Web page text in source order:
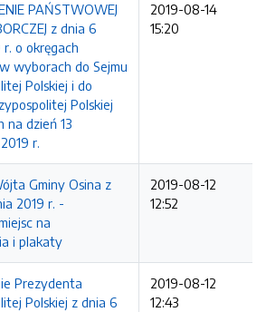
PAŃSTWOWEJ
z dnia 6
o okręgach
wyborach do Sejmu
Polskiej i do
Polskiej
na dzień 13
r.
2019-08-14
15:20
Gminy Osina z
2019 r. -
na
i plakaty
2019-08-12
12:52
Prezydenta
Polskiej z dnia 6
2019-08-12
12:43